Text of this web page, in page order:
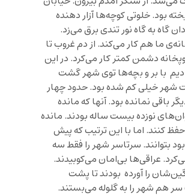
بود. خلوتی کوچه‌ها آزار دهنده
گاه به گاه نور تندی برق می‌زد.
ما هم کار می‌کند. از دم غروب تا
دشمن کمتر کار می‌کرد. در این
با بر و بچه‌ها توی شهر گشت
شهر خیلی کم شده بود. حدود چهار
باقی نمانده بود. آنها که مانده
نوزده بیست ساله بودند. مانده
حفظ کنند. اما با این ترتیب که پیش
بتوانند. سرتاسر شهر را فقط سه
می‌کرد. عراقی‌ها بی‌امان می‌کوبیدند.
را آورده بودند تا پشت
هم شهر را به گلوله می‌بستند.